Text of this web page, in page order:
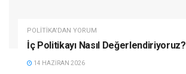
POLITIKA'DAN YORUM
İç Politikayı Nasıl Değerlendiriyoruz?
14 HAZIRAN 2026